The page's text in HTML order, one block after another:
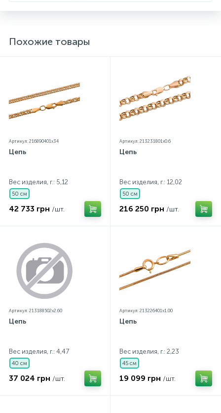
Похожие товары
Артикул: 216890401x34
Цепь
Вес изделия, г.: 5,12
50 см
42 733 грн /шт.
Артикул: 213231801x0.6
Цепь
Вес изделия, г.: 12,02
50 см
216 250 грн /шт.
Артикул: 213188502x2.60
Цепь
Вес изделия, г.: 4,47
40 см
37 024 грн /шт.
Артикул: 213226401x1.00
Цепь
Вес изделия, г.: 2,23
45 см
19 099 грн /шт.